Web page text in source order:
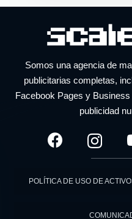
Somos una agencia de
publicitarias completas,
Facebook Pages y
publicidad
POLÍTICA DE USO DE